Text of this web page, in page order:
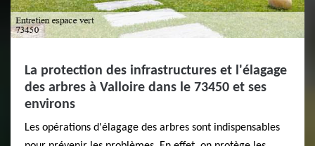
La protection des infrastructures et l'élagage
des arbres à Valloire dans le 73450 et ses
environs
Les opérations d'élagage des arbres sont indispensables